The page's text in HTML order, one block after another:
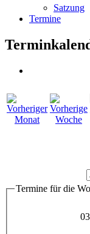
Satzung
Termine
Termine für die